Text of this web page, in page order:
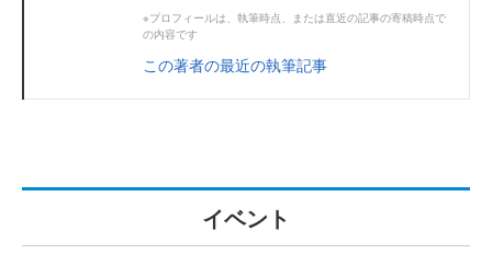
※プロフィールは、執筆時点、または直近の記事の寄稿時点で
の内容です
この著者の最近の執筆記事
イベント